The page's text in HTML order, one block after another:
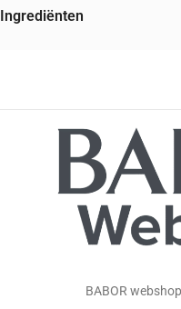
Ingrediënten
BABOR